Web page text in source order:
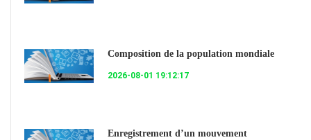
Composition de la population mondiale
2026-08-01 19:12:17
Enregistrement d’un mouvement